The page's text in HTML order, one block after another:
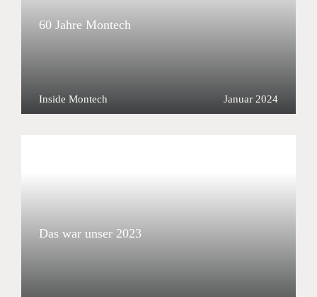
60 Jahre Montech
Januar 2024
Inside Montech
Das war unser 2023